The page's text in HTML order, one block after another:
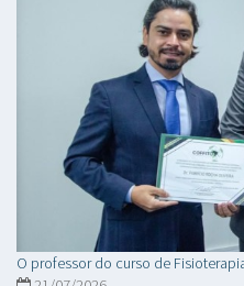
O professor do curso de